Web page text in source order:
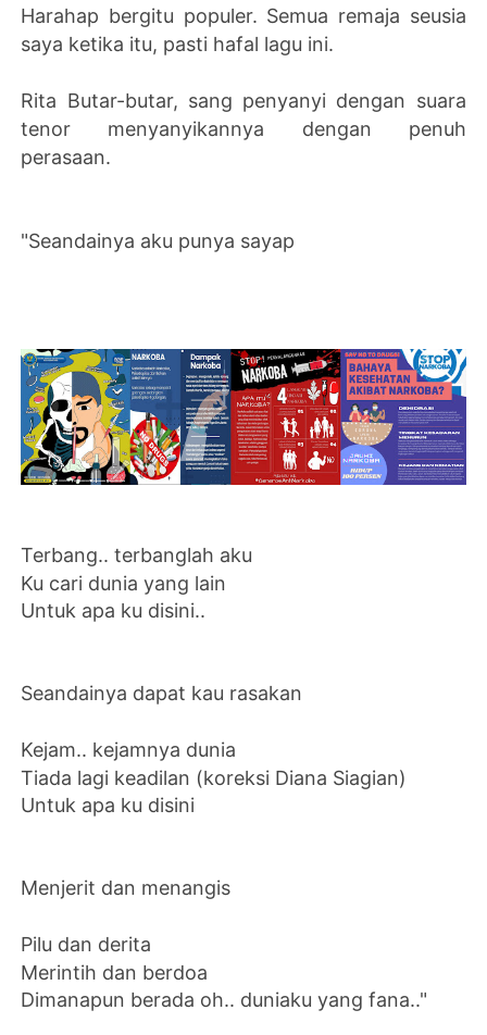
Harahap bergitu populer. Semua remaja seusia
saya ketika itu, pasti hafal lagu ini.
Rita Butar-butar, sang penyanyi dengan suara
tenor menyanyikannya dengan penuh
perasaan.
"Seandainya aku punya sayap
Terbang.. terbanglah aku
Ku cari dunia yang lain
Untuk apa ku disini..
Seandainya dapat kau rasakan
Kejam.. kejamnya dunia
Tiada lagi keadilan (koreksi Diana Siagian)
Untuk apa ku disini
Menjerit dan menangis
Pilu dan derita
Merintih dan berdoa
Dimanapun berada oh.. duniaku yang fana.."